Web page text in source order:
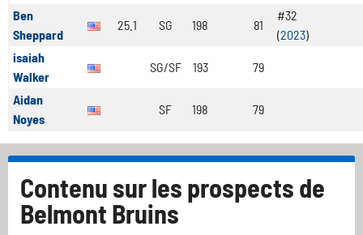
Ben
Sheppard
25.1 SG 198 81
#32
(2023)
isaiah
Walker
SG/SF 193 79
Aidan
Noyes
SF 198 79
Contenu sur les prospects de
Belmont Bruins